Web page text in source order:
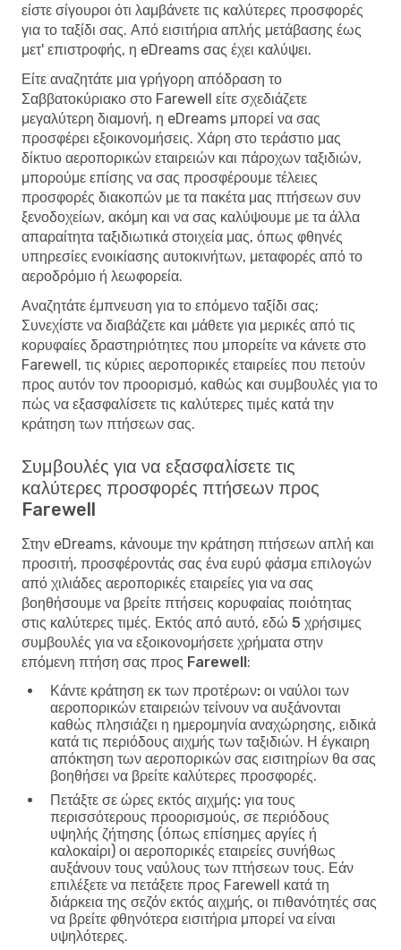
είστε σίγουροι ότι λαμβάνετε τις καλύτερες προσφορές
για το ταξίδι σας. Από εισιτήρια απλής μετάβασης έως
μετ' επιστροφής, η eDreams σας έχει καλύψει.
Είτε αναζητάτε μια γρήγορη απόδραση το
Σαββατοκύριακο στο Farewell είτε σχεδιάζετε
μεγαλύτερη διαμονή, η eDreams μπορεί να σας
προσφέρει εξοικονομήσεις. Χάρη στο τεράστιο μας
δίκτυο αεροπορικών εταιρειών και πάροχων ταξιδιών,
μπορούμε επίσης να σας προσφέρουμε τέλειες
προσφορές διακοπών με τα πακέτα μας πτήσεων συν
ξενοδοχείων, ακόμη και να σας καλύψουμε με τα άλλα
απαραίτητα ταξιδιωτικά στοιχεία μας, όπως φθηνές
υπηρεσίες ενοικίασης αυτοκινήτων, μεταφορές από το
αεροδρόμιο ή λεωφορεία.
Αναζητάτε έμπνευση για το επόμενο ταξίδι σας;
Συνεχίστε να διαβάζετε και μάθετε για μερικές από τις
κορυφαίες δραστηριότητες που μπορείτε να κάνετε στο
Farewell, τις κύριες αεροπορικές εταιρείες που πετούν
προς αυτόν τον προορισμό, καθώς και συμβουλές για το
πώς να εξασφαλίσετε τις καλύτερες τιμές κατά την
κράτηση των πτήσεων σας.
Συμβουλές για να εξασφαλίσετε τις
καλύτερες προσφορές πτήσεων προς
Farewell
Στην eDreams, κάνουμε την κράτηση πτήσεων απλή και
προσιτή, προσφέροντάς σας ένα ευρύ φάσμα επιλογών
από χιλιάδες αεροπορικές εταιρείες για να σας
βοηθήσουμε να βρείτε πτήσεις κορυφαίας ποιότητας
στις καλύτερες τιμές. Εκτός από αυτό, εδώ 5 χρήσιμες
συμβουλές για να εξοικονομήσετε χρήματα στην
επόμενη πτήση σας προς Farewell:
Κάντε κράτηση εκ των προτέρων: οι ναύλοι των
αεροπορικών εταιρειών τείνουν να αυξάνονται
καθώς πλησιάζει η ημερομηνία αναχώρησης, ειδικά
κατά τις περιόδους αιχμής των ταξιδιών. Η έγκαιρη
απόκτηση των αεροπορικών σας εισιτηρίων θα σας
βοηθήσει να βρείτε καλύτερες προσφορές.
Πετάξτε σε ώρες εκτός αιχμής: για τους
περισσότερους προορισμούς, σε περιόδους
υψηλής ζήτησης (όπως επίσημες αργίες ή
καλοκαίρι) οι αεροπορικές εταιρείες συνήθως
αυξάνουν τους ναύλους των πτήσεων τους. Εάν
επιλέξετε να πετάξετε προς Farewell κατά τη
διάρκεια της σεζόν εκτός αιχμής, οι πιθανότητές σας
να βρείτε φθηνότερα εισιτήρια μπορεί να είναι
υψηλότερες.